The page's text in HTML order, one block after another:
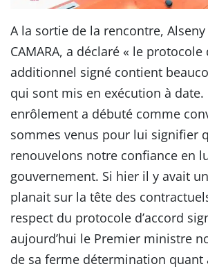
A la sortie de la rencontre,
CAMARA, a déclaré « le protocole
additionnel signé contient
qui sont mis en exécution à date.
enrôlement a débuté comme
sommes venus pour lui signifier
renouvelons notre confiance en
gouvernement. Si hier il y avait
planait sur la tête des
respect du protocole d’accord
aujourd’hui le Premier ministre
de sa ferme détermination quant